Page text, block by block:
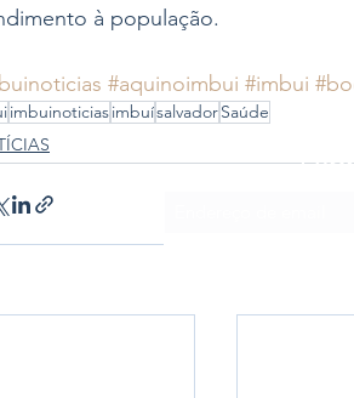
à população.
#aquinoimbui #imbui
imbuinoticiasimbuísalvadorSaúde